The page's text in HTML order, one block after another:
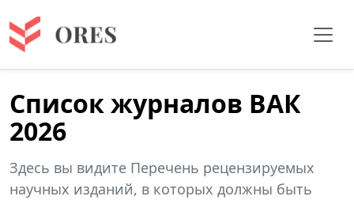
Список журналов ВАК
2026
Здесь вы видите Перечень рецензируемых
научных изданий, в которых должны быть